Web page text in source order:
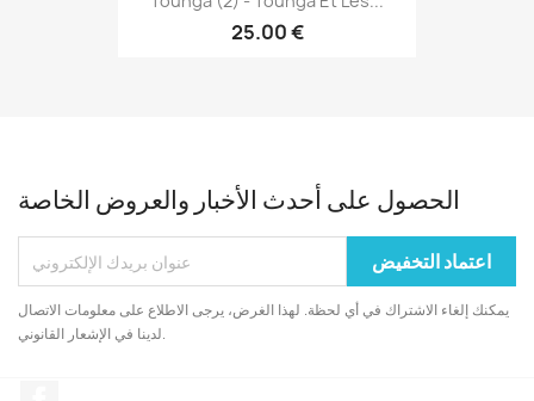
25.00 €
الحصول على أحدث الأخبار والعروض الخاصة
يمكنك إلغاء الاشتراك في أي لحظة. لهذا الغرض، يرجى الاطلاع على معلومات الاتصال
لدينا في الإشعار القانوني.